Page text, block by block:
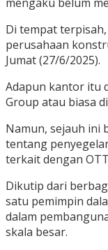
Di tempat
perusahaan
Jumat (27/6/2025).
Adapun kantor itu
Group atau biasa
Namun, sejauh ini
tentang
terkait dengan
Dikutip dari
satu pemimpin
dalam
skala besar.